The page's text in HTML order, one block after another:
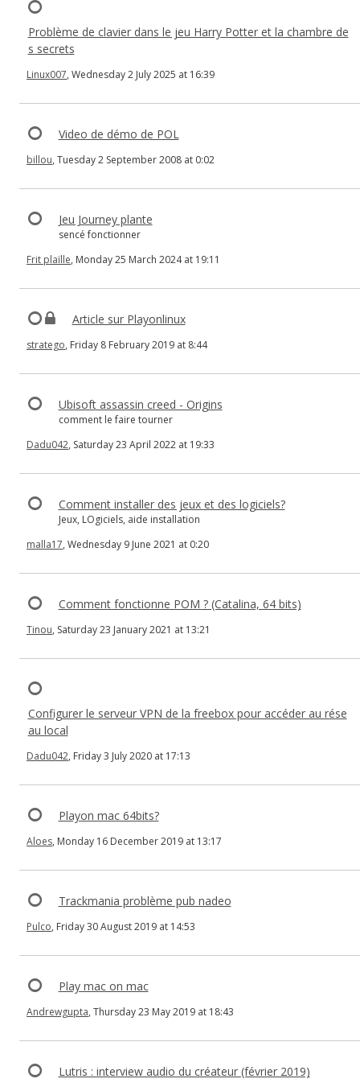
Problème de clavier dans le jeu Harry Potter et la chambre de
s secrets
Linux007, Wednesday 2 July 2025 at 16:39
Video de démo de POL
billou, Tuesday 2 September 2008 at 0:02
Jeu Journey plante
sencé fonctionner
Frit plaïlle, Monday 25 March 2024 at 19:11
Article sur Playonlinux
stratego, Friday 8 February 2019 at 8:44
Ubisoft assassin creed - Origins
comment le faire tourner
Dadu042, Saturday 23 April 2022 at 19:33
Comment installer des jeux et des logiciels?
Jeux, LOgiciels, aide installation
malla17, Wednesday 9 June 2021 at 0:20
Comment fonctionne POM ? (Catalina, 64 bits)
Tinou, Saturday 23 January 2021 at 13:21
Configurer le serveur VPN de la freebox pour accéder au rése
au local
Dadu042, Friday 3 July 2020 at 17:13
Playon mac 64bits?
Aloes, Monday 16 December 2019 at 13:17
Trackmania problème pub nadeo
Pulco, Friday 30 August 2019 at 14:53
Play mac on mac
Andrewgupta, Thursday 23 May 2019 at 18:43
Lutris : interview audio du créateur (février 2019)